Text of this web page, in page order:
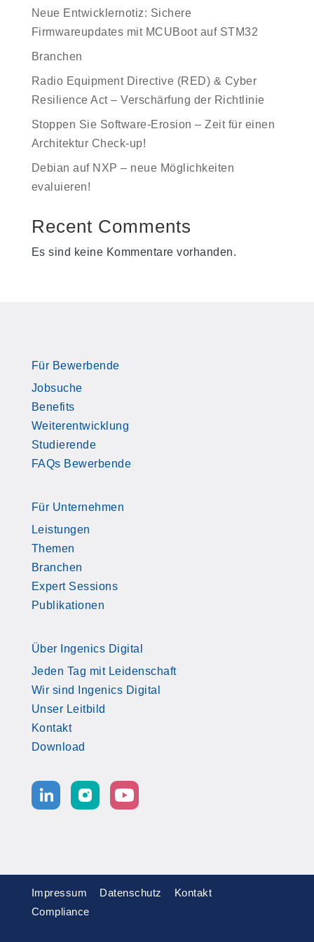
Neue Entwicklernotiz: Sichere
Firmwareupdates mit MCUBoot auf STM32
Branchen
Radio Equipment Directive (RED) & Cyber
Resilience Act – Verschärfung der Richtlinie
Stoppen Sie Software-Erosion – Zeit für einen
Architektur Check-up!
Debian auf NXP – neue Möglichkeiten
evaluieren!
Recent Comments
Es sind keine Kommentare vorhanden.
Für Bewerbende
Jobsuche
Benefits
Weiterentwicklung
Studierende
FAQs Bewerbende
Für Unternehmen
Leistungen
Themen
Branchen
Expert Sessions
Publikationen
Über Ingenics Digital
Jeden Tag mit Leidenschaft
Wir sind Ingenics Digital
Unser Leitbild
Kontakt
Download
Impressum Datenschutz
Kontakt
Compliance